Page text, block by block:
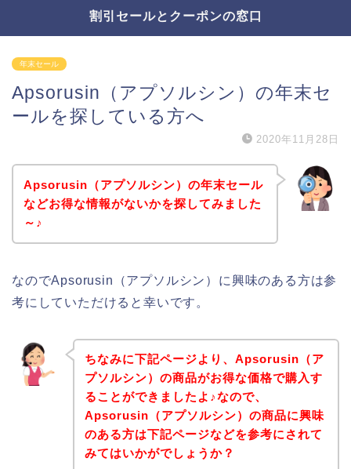
割引セールとクーポンの窓口
年末セール
Apsorusin（アプソルシン）の年末セ
ールを探している方へ
2020年11月28日
Apsorusin（アプソルシン）の年末セール
などお得な情報がないかを探してみました
～♪
なのでApsorusin（アプソルシン）に興味のある方は参
考にしていただけると幸いです。
ちなみに下記ページより、Apsorusin（ア
プソルシン）の商品がお得な価格で購入す
ることができましたよ♪なので、
Apsorusin（アプソルシン）の商品に興味
のある方は下記ページなどを参考にされて
みてはいかがでしょうか？